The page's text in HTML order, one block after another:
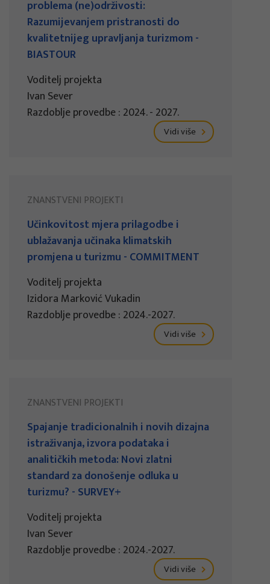
problema (ne)održivosti:
Razumijevanjem pristranosti do
kvalitetnijeg upravljanja turizmom -
BIASTOUR
Voditelj projekta
Ivan Sever
Razdoblje provedbe : 2024. - 2027.
Vidi više
ZNANSTVENI PROJEKTI
Učinkovitost mjera prilagodbe i
ublažavanja učinaka klimatskih
promjena u turizmu - COMMITMENT
Voditelj projekta
Izidora Marković Vukadin
Razdoblje provedbe : 2024.-2027.
Vidi više
ZNANSTVENI PROJEKTI
Spajanje tradicionalnih i novih dizajna
istraživanja, izvora podataka i
analitičkih metoda: Novi zlatni
standard za donošenje odluka u
turizmu? - SURVEY+
Voditelj projekta
Ivan Sever
Razdoblje provedbe : 2024.-2027.
Vidi više